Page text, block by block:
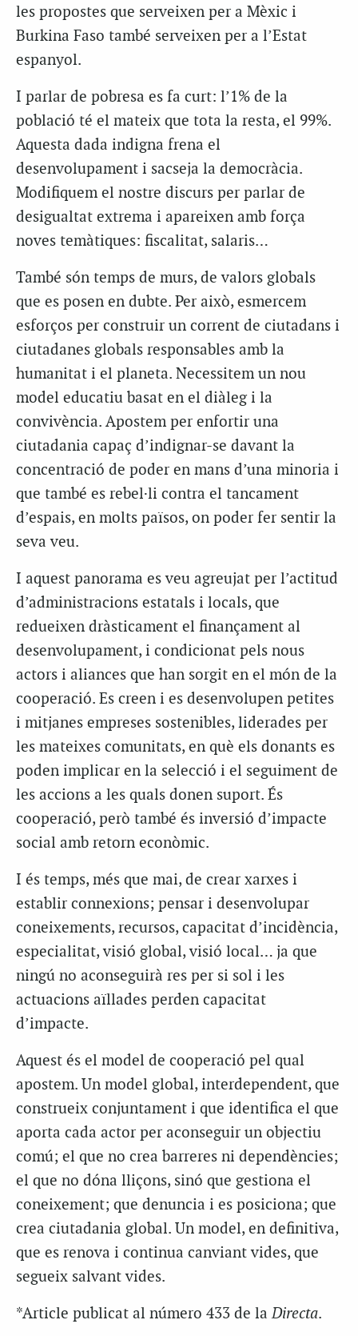
les propostes que serveixen per a Mèxic i
Burkina Faso també serveixen per a l’Estat
espanyol.
I parlar de pobresa es fa curt: l’1% de la
població té el mateix que tota la resta, el 99%.
Aquesta dada indigna frena el
desenvolupament i sacseja la democràcia.
Modifiquem el nostre discurs per parlar de
desigualtat extrema i apareixen amb força
noves temàtiques: fiscalitat, salaris…
També són temps de murs, de valors globals
que es posen en dubte. Per això, esmercem
esforços per construir un corrent de ciutadans i
ciutadanes globals responsables amb la
humanitat i el planeta. Necessitem un nou
model educatiu basat en el diàleg i la
convivència. Apostem per enfortir una
ciutadania capaç d’indignar-se davant la
concentració de poder en mans d’una minoria i
que també es rebel·li contra el tancament
d’espais, en molts països, on poder fer sentir la
seva veu.
I aquest panorama es veu agreujat per l’actitud
d’administracions estatals i locals, que
redueixen dràsticament el finançament al
desenvolupament, i condicionat pels nous
actors i aliances que han sorgit en el món de la
cooperació. Es creen i es desenvolupen petites
i mitjanes empreses sostenibles, liderades per
les mateixes comunitats, en què els donants es
poden implicar en la selecció i el seguiment de
les accions a les quals donen suport. És
cooperació, però també és inversió d’impacte
social amb retorn econòmic.
I és temps, més que mai, de crear xarxes i
establir connexions; pensar i desenvolupar
coneixements, recursos, capacitat d’incidència,
especialitat, visió global, visió local… ja que
ningú no aconseguirà res per si sol i les
actuacions aïllades perden capacitat
d’impacte.
Aquest és el model de cooperació pel qual
apostem. Un model global, interdependent, que
construeix conjuntament i que identifica el que
aporta cada actor per aconseguir un objectiu
comú; el que no crea barreres ni dependències;
el que no dóna lliçons, sinó que gestiona el
coneixement; que denuncia i es posiciona; que
crea ciutadania global. Un model, en definitiva,
que es renova i continua canviant vides, que
segueix salvant vides.
*Article publicat al número 433 de laDirecta.